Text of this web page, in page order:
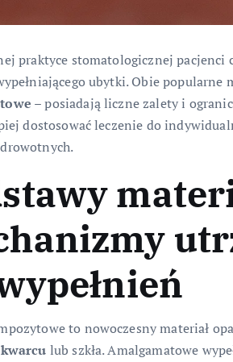
praktyce stomatologicznej pacjenci
ubytki. Obie popularne
– posiadają liczne zalety i
dostosować leczenie do
to nowoczesny materiał
lub szkła. Amalgamatowe